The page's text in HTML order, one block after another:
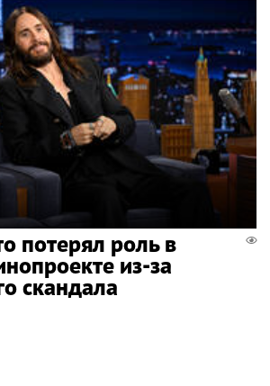
потерял роль в
из-за
скандала